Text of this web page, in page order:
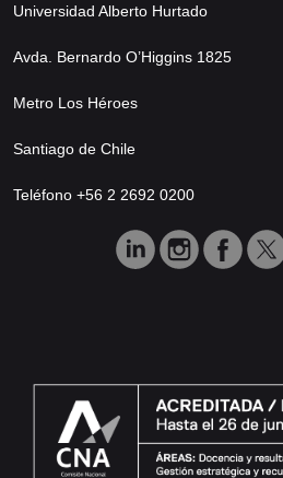
Universidad Alberto Hurtado
Avda. Bernardo O’Higgins 1825
Metro Los Héroes
Santiago de Chile
Teléfono +56 2 2692 0200